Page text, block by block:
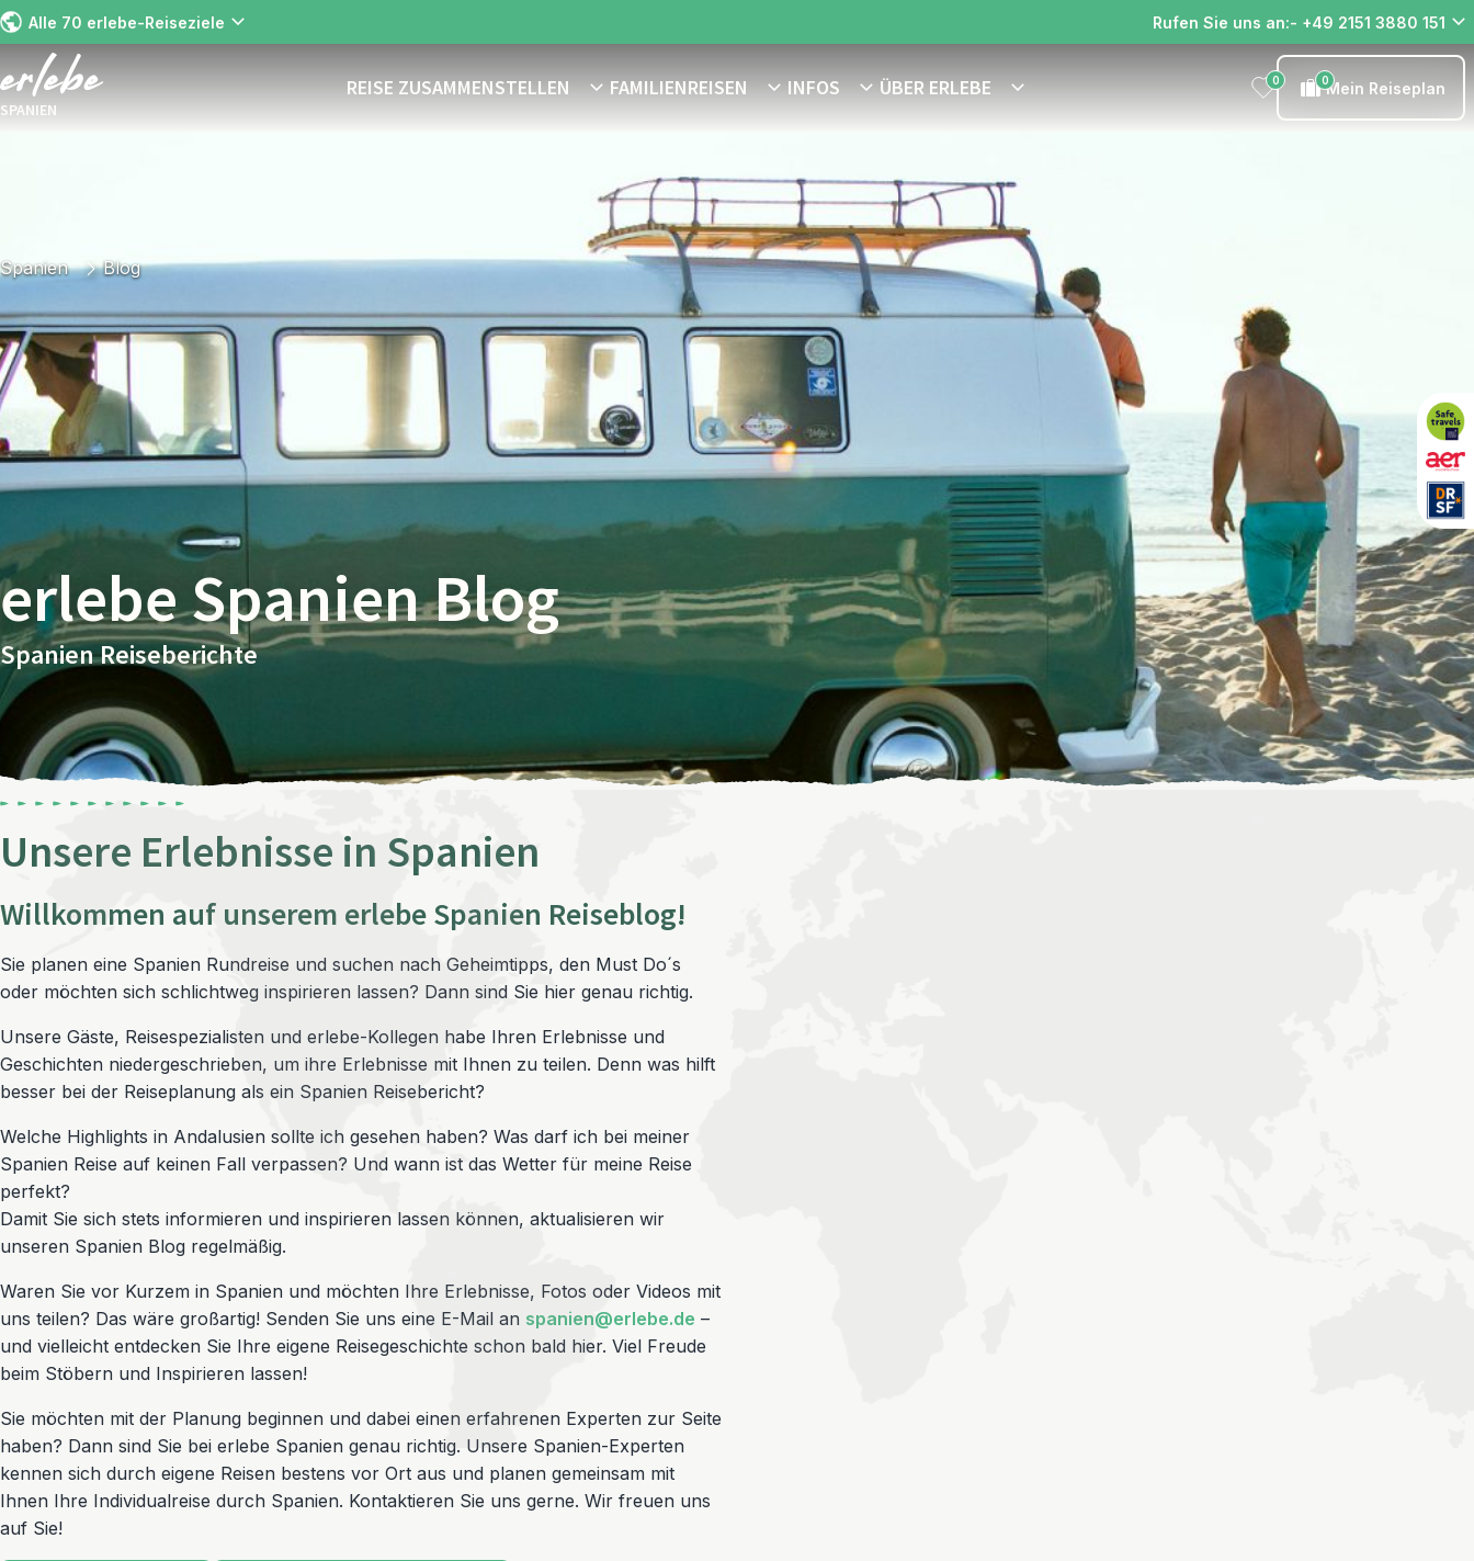
Alle 70 erlebe-Reiseziele Rufen Sie uns an:- +49 2151 3880 151
SPANIEN
REISE ZUSAMMENSTELLEN FAMILIENREISEN INFOS ÜBER ERLEBE 0 0Mein Reiseplan
Spanien Blog
erlebe Spanien Blog
Spanien Reiseberichte
Unsere Erlebnisse in Spanien
Willkommen auf unserem erlebe Spanien Reiseblog!
Sie planen eine Spanien Rundreise und suchen nach Geheimtipps, den Must Do´s
oder möchten sich schlichtweg inspirieren lassen? Dann sind Sie hier genau richtig.
Unsere Gäste, Reisespezialisten und erlebe-Kollegen habe Ihren Erlebnisse und
Geschichten niedergeschrieben, um ihre Erlebnisse mit Ihnen zu teilen. Denn was hilft
besser bei der Reiseplanung als ein Spanien Reisebericht?
Welche Highlights in Andalusien sollte ich gesehen haben? Was darf ich bei meiner
Spanien Reise auf keinen Fall verpassen? Und wann ist das Wetter für meine Reise
perfekt?
Damit Sie sich stets informieren und inspirieren lassen können, aktualisieren wir
unseren Spanien Blog regelmäßig.
Waren Sie vor Kurzem in Spanien und möchten Ihre Erlebnisse, Fotos oder Videos mit
uns teilen? Das wäre großartig! Senden Sie uns eine E-Mail an spanien@erlebe.de –
und vielleicht entdecken Sie Ihre eigene Reisegeschichte schon bald hier. Viel Freude
beim Stöbern und Inspirieren lassen!
Sie möchten mit der Planung beginnen und dabei einen erfahrenen Experten zur Seite
haben? Dann sind Sie bei erlebe Spanien genau richtig. Unsere Spanien-Experten
kennen sich durch eigene Reisen bestens vor Ort aus und planen gemeinsam mit
Ihnen Ihre Individualreise durch Spanien. Kontaktieren Sie uns gerne. Wir freuen uns
auf Sie!